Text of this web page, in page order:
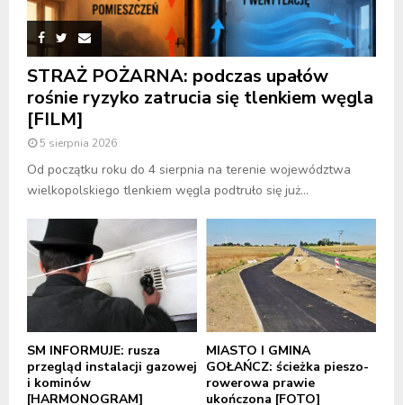
STRAŻ POŻARNA: podczas upałów
rośnie ryzyko zatrucia się tlenkiem węgla
[FILM]
5 sierpnia 2026
Od początku roku do 4 sierpnia na terenie województwa
wielkopolskiego tlenkiem węgla podtruło się już...
SM INFORMUJE: rusza
przegląd instalacji gazowej
i kominów
[HARMONOGRAM]
MIASTO I GMINA
GOŁAŃCZ: ścieżka pieszo-
rowerowa prawie
ukończona [FOTO]